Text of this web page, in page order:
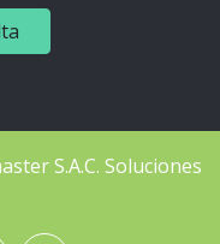
S.A.C. Soluciones